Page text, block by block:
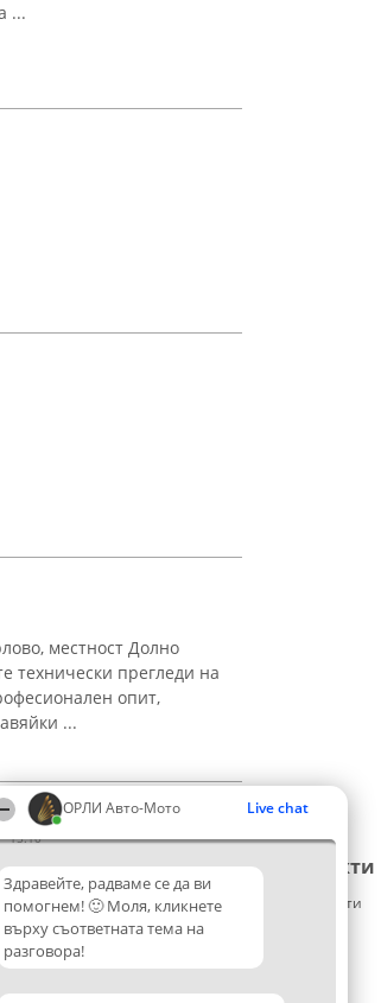
ОРЛИ Aвто-Mото Live chat
15:10
Здравейте, радваме се да ви
помогнем! 🙂 Моля, кликнете
върху съответната тема на
разговора!
...
местност Долно
технически прегледи на
опит,
...
S.R.L.
4, Ap. 13
53-238
36737675
Класация
Победители
Списък
на
Контакти
Контакти